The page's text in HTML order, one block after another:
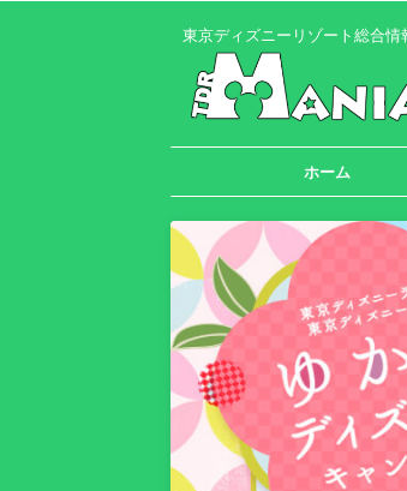
東京ディズニーリゾート総合情
ホーム